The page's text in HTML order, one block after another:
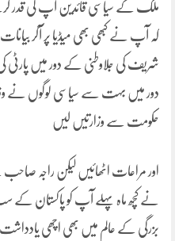
ملک کے سیاسی قائدین آپ کی قدر
کہ آپ نے کبھی بھی میڈیا پر آکر
شریف کی جلاوطنی کے دور میں پارٹی
دور میں بہت سے سیاسی لوگوں نے
حکومت سے وزارتیں لیں
اور مراعات اٹھائیں لیکن راجہ
نے کچھ ماہ پہلے آپ کو پاکستان
بزرگی کے عالم میں بھی اچھی یادداشت